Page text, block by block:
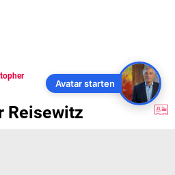
Reisewitz
Avatar starten